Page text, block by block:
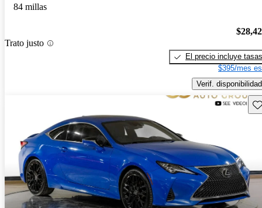
84 millas
Trato justo
El precio incluye tasas
$395/mes
Verif. disponibilidad